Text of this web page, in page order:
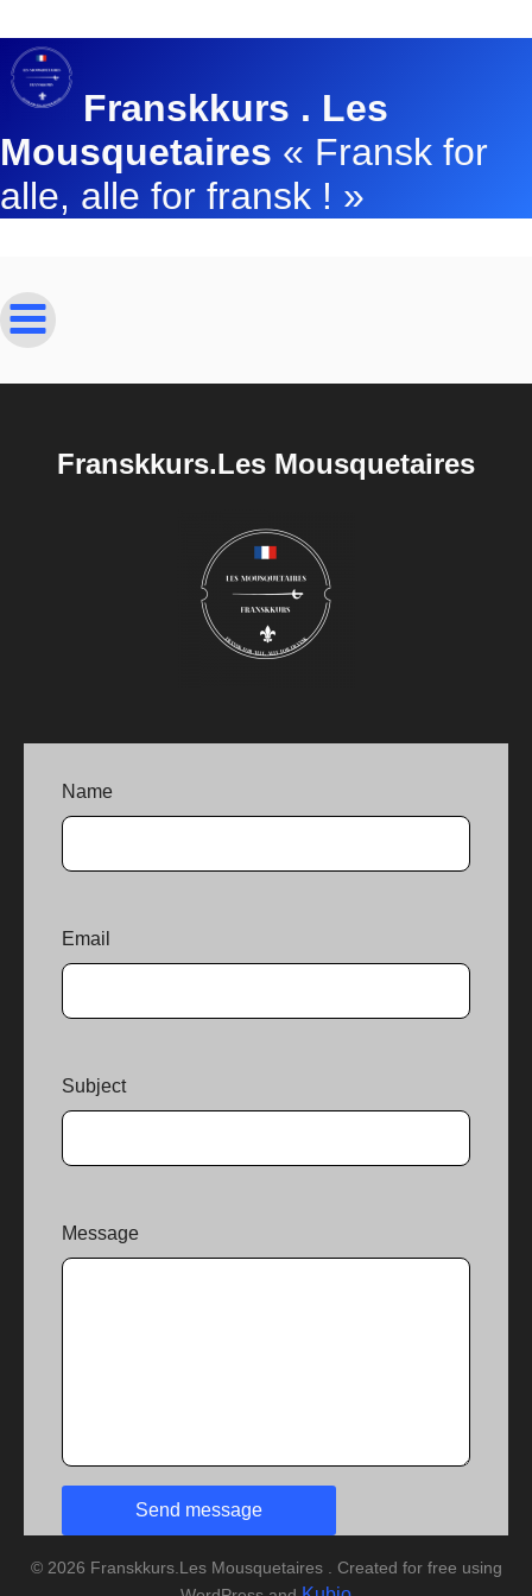
Franskkurs . Les
Mousquetaires « Fransk for
alle, alle for fransk ! »
Franskkurs.Les Mousquetaires
Name
Email
Subject
Message
© 2026 Franskkurs.Les Mousquetaires . Created for free using